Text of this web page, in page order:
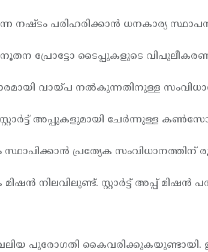
നഷ്ടം പരിഹരിക്കാന്‍ ധനകാര്യ
നൂതന പ്രോട്ടോ ടൈപ്പുകളുടെ
വായ്പ നല്‍കുന്നതിനുള്ള
അപ്പുകളുമായി ചേര്‍ന്നുള്ള
സ്ഥാപിക്കാന്‍ പ്രത്യേക
നിലവിലുണ്ട്. സ്റ്റാര്‍ട്ട് അപ്പ് മിഷന്‍
കൈവരിക്കുകയുണ്ടായി.